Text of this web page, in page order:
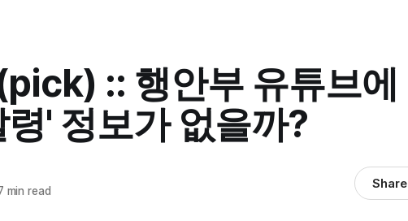
:: 행안부 유튜브에
' 정보가 없을까?
min read Share